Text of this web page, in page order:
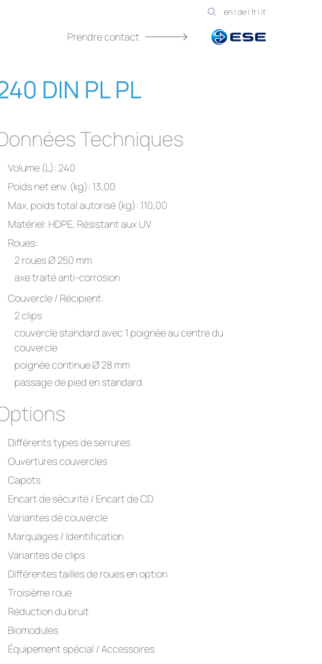
en| de| fr| it
Prendre contact
DIN PL PL
Techniques
Volume (L): 240
Poids net env. (kg): 13,00
Max. poids total autorisé (kg): 110,00
Matériel: HDPE, Résistant aux UV
Roues:
2 roues Ø 250 mm
axe traité anti-corrosion
Couvercle / Récipient:
2 clips
couvercle standard avec 1 poignée au centre du
couvercle
poignée continue Ø 28 mm
passage de pied en standard
Différents types de serrures
Ouvertures couvercles
Capots
Encart de sécurité / Encart de CD
Variantes de couvercle
Marquages / Identification
Variantes de clips
Différentes tailles de roues en option
Troisième roue
Réduction du bruit
Biomodules
Équipement spécial / Accessoires